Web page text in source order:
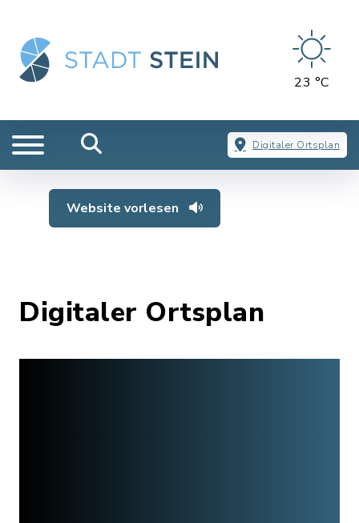
23 °C
Digitaler Ortsplan
Website vorlesen
Digitaler Ortsplan